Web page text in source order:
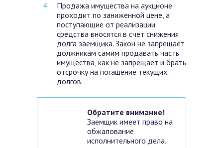
Продажа имущества на аукционе
проходит по заниженной цене, а
поступающие от реализации
средства вносятся в счет снижения
долга заемщика. Закон не запрещает
должникам самим продавать часть
имущества, как не запрещает и брать
отсрочку на погашение текущих
долгов.
Обратите внимание!
Заемщик имеет право на
обжалование
исполнительного дела.